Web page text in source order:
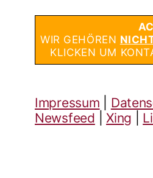
WIR GEHÖREN
KLICKEN UM
Impressum
Newsfeed |Xing